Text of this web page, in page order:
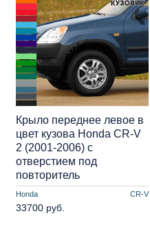
Honda CR-V
Крыло переднее левое в
цвет кузова Honda CR-V
2 (2001-2006) с
отверстием под
повторитель
33700 руб.